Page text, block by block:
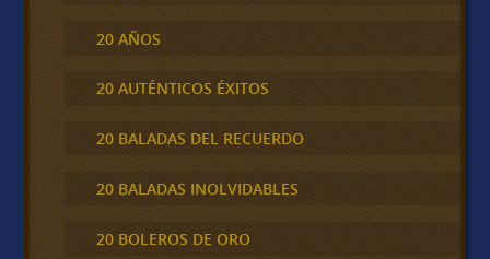
20 AÑOS
20 AUTÉNTICOS ÉXITOS
20 BALADAS DEL RECUERDO
20 BALADAS INOLVIDABLES
20 BOLEROS DE ORO